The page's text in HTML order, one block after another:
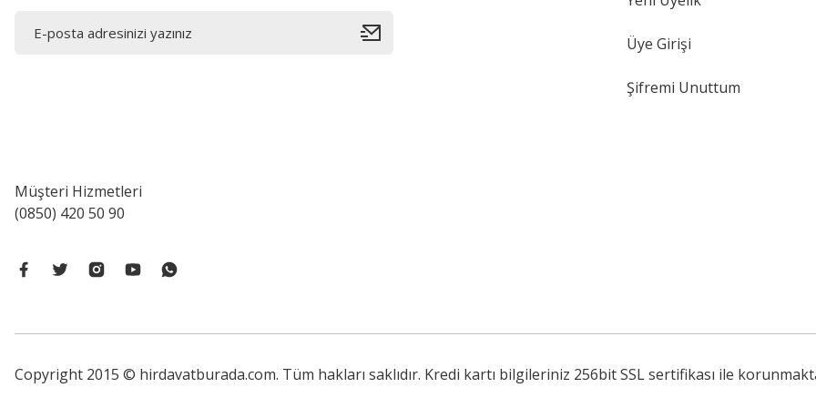
Müşteri Hizmetleri
(0850) 420 50 90
Üye Girişi
Şifremi Unuttum
Copyright 2015 © hirdavatburada.com. Tüm hakları saklıdır. Kredi kartı bilgileriniz 256bit SSL sertifikası ile